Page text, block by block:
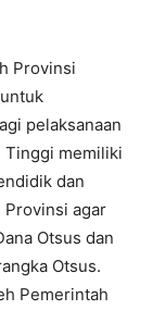
Provinsi
pelaksanaan
Tinggi memiliki
dan
Provinsi agar
Otsus dan
Otsus.
Pemerintah